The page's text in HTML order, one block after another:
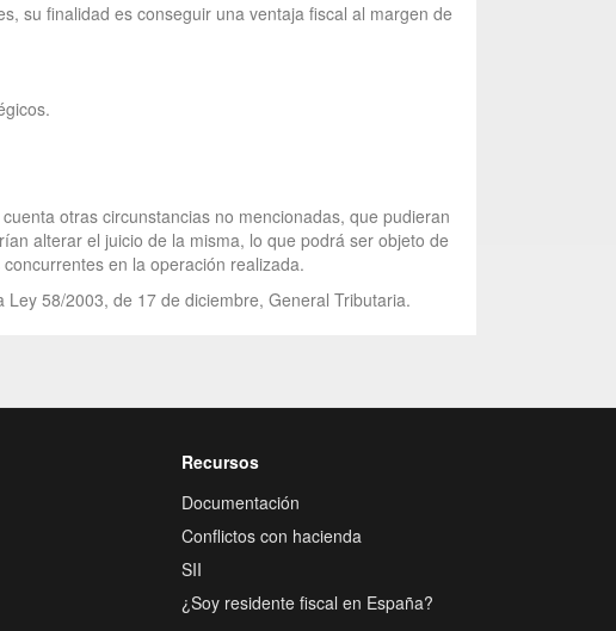
su finalidad es conseguir una ventaja fiscal al margen de
otras circunstancias no mencionadas, que pudieran
alterar el juicio de la misma, lo que podrá ser objeto de
en la operación realizada.
58/2003, de 17 de diciembre, General Tributaria.
Recursos
Documentación
Conflictos con hacienda
SII
¿Soy residente fiscal en España?